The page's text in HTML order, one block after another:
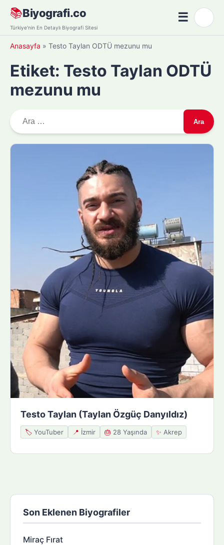
Skip
content
📚Biyografi.co
Türkiye'nin En Detaylı Biyografi Sitesi
☰Menü
Anasayfa » Testo Taylan ODTÜ mezunu mu
Etiket: Testo Taylan ODTÜ
mezunu mu
r
Testo Taylan (Taylan Özgüç Danyıldız)
🏷️ YouTuber 📍 İzmir 🎂 28 Yaşında ✨ Akrep
Son Eklenen Biyografiler
Miraç Fırat